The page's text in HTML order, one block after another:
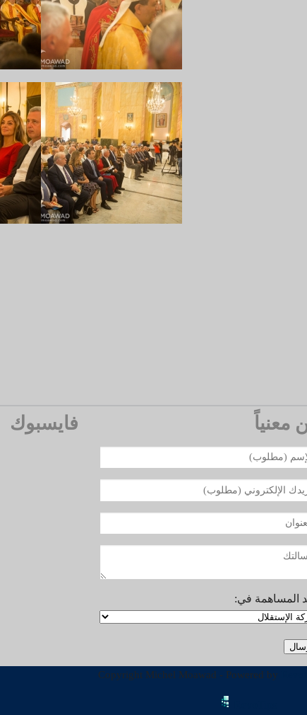
معنياً
المساهمة في:
فايسبوك
Copyright Michel Moawad - Powered by